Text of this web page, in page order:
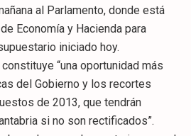
al Parlamento, donde está
Economía y Hacienda para
iniciado hoy.
“una oportunidad más
del Gobierno y los recortes
de 2013, que tendrán
si no son rectificados”.